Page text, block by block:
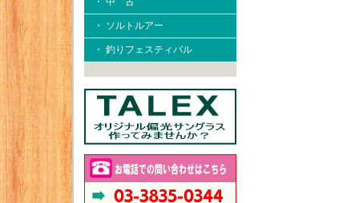
・ ソルトルアー
・ 釣りフェスティバル